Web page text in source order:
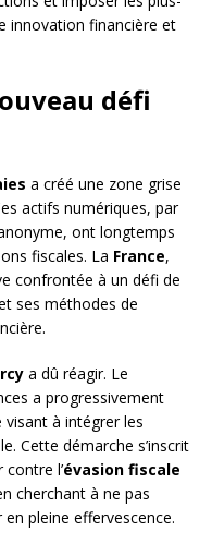
innovation financière et
défi
a créé une zone grise
actifs numériques, par
ont longtemps
fiscales. La France,
confrontée à un défi de
ses méthodes de
a dû réagir. Le
a progressivement
à intégrer les
Cette démarche s’inscrit
l’évasion fiscale
cherchant à ne pas
pleine effervescence.